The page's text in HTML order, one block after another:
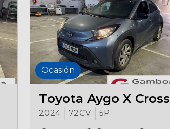
Ocasión
Toyota Aygo X Cross
2024 72CV 5P